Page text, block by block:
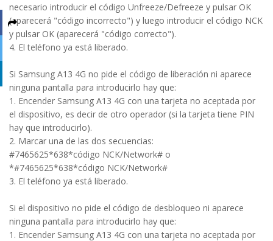
necesario introducir el código Unfreeze/Defreeze y pulsar OK
(aparecerá "código incorrecto") y luego introducir el código NCK
y pulsar OK (aparecerá "código correcto").
4. El teléfono ya está liberado.
Si Samsung A13 4G no pide el código de liberación ni aparece
ninguna pantalla para introducirlo hay que:
1. Encender Samsung A13 4G con una tarjeta no aceptada por
el dispositivo, es decir de otro operador (si la tarjeta tiene PIN
hay que introducirlo).
2. Marcar una de las dos secuencias:
#7465625*638*código NCK/Network# o
*#7465625*638*código NCK/Network#
3. El teléfono ya está liberado.
Si el dispositivo no pide el código de desbloqueo ni aparece
ninguna pantalla para introducirlo hay que:
1. Encender Samsung A13 4G con una tarjeta no aceptada por